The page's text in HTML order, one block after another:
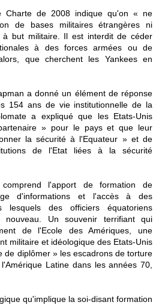
Charte de 2008 indique qu'on « ne
de bases militaires étrangères ni
à but militaire. Il est interdit de céder
à des forces armées ou de
que cherchent les Yankees en
a donné un élément de réponse
154 ans de vie institutionnelle de la
a expliqué que les Etats-Unis
» pour le pays et que leur
la sécurité à l'Equateur » et de
de l'Etat liées à la sécurité
l'apport de formation de
d'informations et l'accès à des
lesquels des officiers équatoriens
Un souvenir terrifiant qui
de l'Ecole des Amériques, une
militaire et idéologique des Etats-Unis
de diplômer » les escadrons de torture
Latine dans les années 70,
qu'implique la soi-disant formation